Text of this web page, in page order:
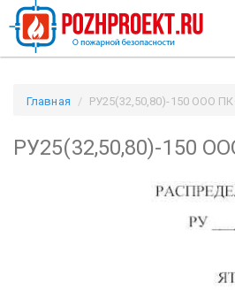
Главная
РУ25(32,50,80)-150 ООО
РУ25(32,50,80)-150